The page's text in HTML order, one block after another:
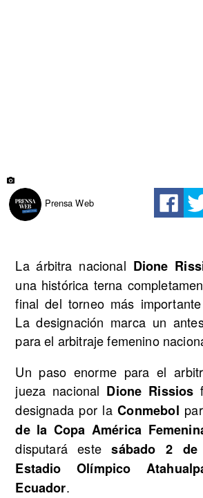
Prensa Web
La árbitra nacional Dione
una histórica terna
final del torneo más
La designación marca un
para el arbitraje femenino
Un paso enorme para el
jueza nacional Dione Rissios
designada por laConmebol
de la Copa América
disputará estesábado 2 de
Estadio Olímpico
Ecuador.